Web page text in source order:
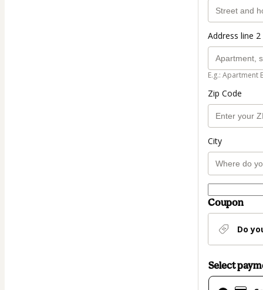
Address line
E.g.: Apartment
Zip Code
City
Coupon
Do
Select
Card